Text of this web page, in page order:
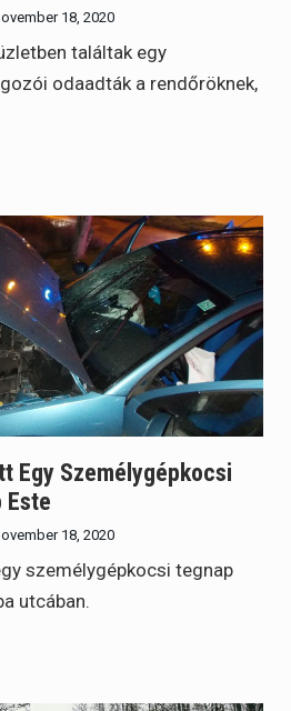
18, 2020
találtak egy
odaadták a rendőröknek,
Egy Személygépkocsi
Este
18, 2020
személygépkocsi tegnap
utcában.